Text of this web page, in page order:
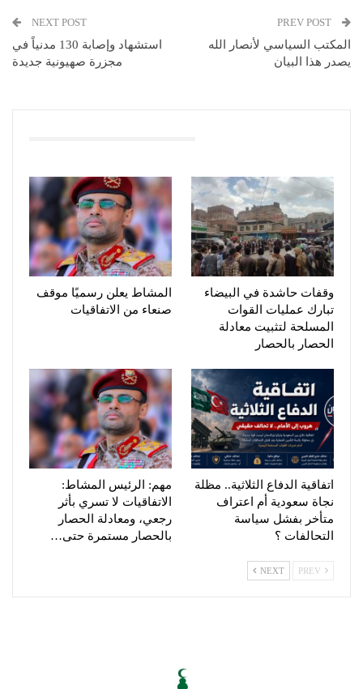
المكتب السياسي لأنصار الله
يصدر هذا البيان
NEXT POST
استشهاد وإصابة 130 مدنياً في
مجزرة صهيونية جديدة
وقفات حاشدة في البيضاء
تبارك عمليات القوات
المسلحة لتثبيت معادلة
الحصار بالحصار
المشاط يعلن رسميًا موقف
صنعاء من الاتفاقيات
اتفاقية الدفاع الثلاثية.. مظلة
نجاة سعودية أم اعتراف
متأخر بفشل سياسة
التحالفات ؟
مهم: الرئيس المشاط:
الاتفاقيات لا تسري بأثر
رجعي، ومعادلة الحصار
بالحصار مستمرة حتى…
NEXT